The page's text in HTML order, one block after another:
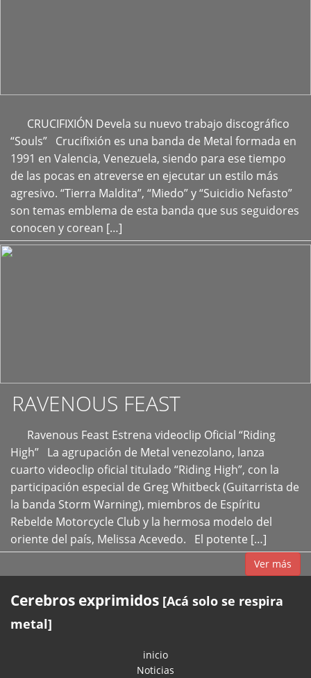
CRUCIFIXIÓN Devela su nuevo trabajo discográfico
“Souls” Crucifixión es una banda de Metal formada en
1991 en Valencia, Venezuela, siendo para ese tiempo
de las pocas en atreverse en ejecutar un estilo más
agresivo. “Tierra Maldita”, “Miedo” y “Suicidio Nefasto”
son temas emblema de esta banda que sus seguidores
conocen y corean […]
+
RAVENOUS FEAST
Ravenous Feast Estrena videoclip Oficial “Riding
High” La agrupación de Metal venezolano, lanza
cuarto videoclip oficial titulado “Riding High”, con la
participación especial de Greg Whitbeck (Guitarrista de
la banda Storm Warning), miembros de Espíritu
Rebelde Motorcycle Club y la hermosa modelo del
oriente del país, Melissa Acevedo. El potente […]
Ver más
Cerebros exprimidos [Acá solo se respira
metal]
inicio
Noticias